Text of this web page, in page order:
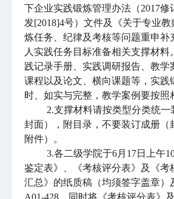
下企业实践锻炼管理办法（2017修
发[2018]4号）文件及《关于专业
炼任务、纪律及考核等问题重申补
人实践任务目标准备相关支撑材料
践记录手册、实践调研报告、教学
课程以及论文、横向课题等，实践
时、如实与完整，教学案例要按照
2.支撑材料请按类型分类统
封面），附目录，不要装订成册（
附件）。
3.各二级学院于6月17日上午
鉴定表》、《考核评分表》及《考
汇总》的纸质稿（均须签字盖章）